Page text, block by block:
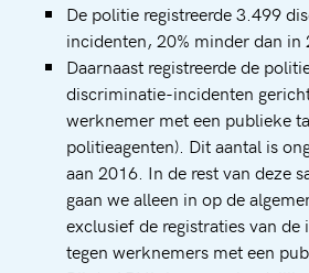
De politie registreerde 3.499
incidenten, 20% minder dan in
Daarnaast registreerde de
discriminatie-incidenten
werknemer met een publieke
politieagenten). Dit aantal is
aan 2016. In de rest van deze
gaan we alleen in op de
exclusief de registraties van de
tegen werknemers met een